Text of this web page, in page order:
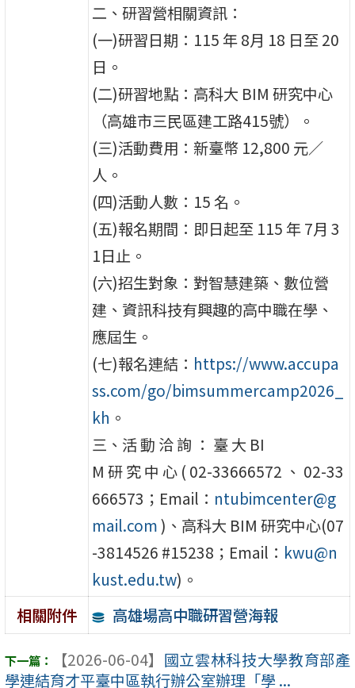
二、研習營相關資訊：
(一)研習日期：115 年 8月 18 日至 20
日。
(二)研習地點：高科大 BIM 研究中心
（高雄市三民區建工路415號）。
(三)活動費用：新臺幣 12,800 元／
人。
(四)活動人數：15 名。
(五)報名期間：即日起至 115 年 7月 3
1日止。
(六)招生對象：對智慧建築、數位營
建、資訊科技有興趣的高中職在學、
應屆生。
(七)報名連結： https://www.accupa
ss.com/go/bimsummercamp2026_
kh 。
三、活 動 洽 詢 ： 臺 大 BI
M 研 究 中 心 ( 02-33666572 、 02-33
666573；Email： ntubimcenter@g
mail.com)、高科大 BIM 研究中心(07
-3814526 #15238；Email： kwu@n
kust.edu.tw)。
相關附件
高雄場高中職研習營海報
【2026-06-04】 國立雲林科技大學教育部產
學連結育才平臺中區執行辦公室辦理「學 ...